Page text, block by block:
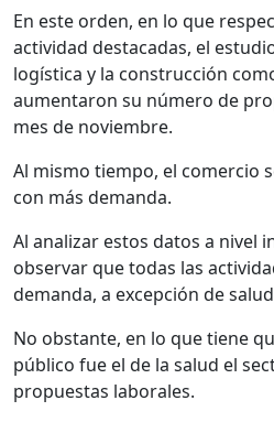
En este orden, en lo que
actividad destacadas, el
logística y la construcción
aumentaron su número de
mes de noviembre.
Al mismo tiempo, el comercio
con más demanda.
Al analizar estos datos a nivel
observar que todas las
demanda, a excepción de
No obstante, en lo que tiene
público fue el de la salud el
propuestas laborales.